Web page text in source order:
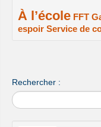
À l’école
2/2 FFT
1/2
1/2
1/2
espoir
1/2 Service de
1/2
1/2
Rechercher :